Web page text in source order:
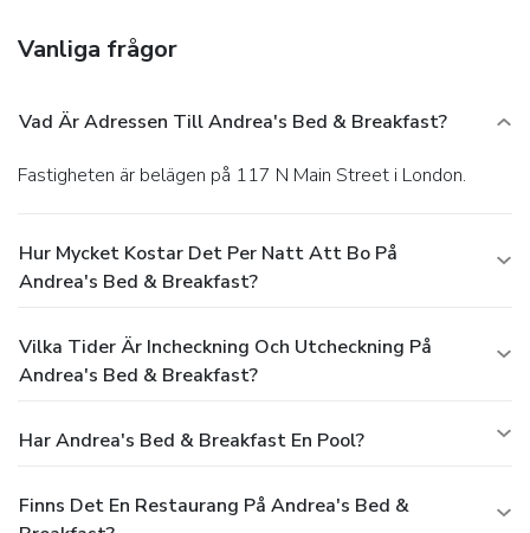
Vanliga frågor
Vad Är Adressen Till Andrea's Bed & Breakfast?
Fastigheten är belägen på 117 N Main Street i London.
Hur Mycket Kostar Det Per Natt Att Bo På
Andrea's Bed & Breakfast?
Vilka Tider Är Incheckning Och Utcheckning På
Andrea's Bed & Breakfast?
Har Andrea's Bed & Breakfast En Pool?
Finns Det En Restaurang På Andrea's Bed &